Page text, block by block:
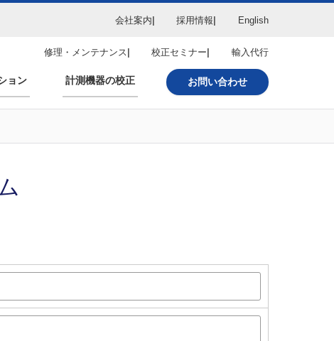
会社案内 採用情報 English
修理・メンテナンス 校正セミナー 輸入代行
ョン 計測機器の校正 お問い合わせ